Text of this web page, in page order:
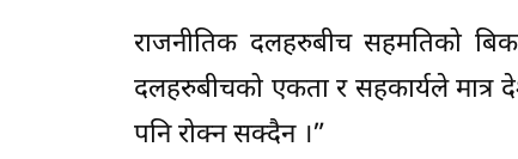
राजनीतिक दलहरुबीच सहमतिको
दलहरुबीचको एकता र सहकार्यले
पनि रोक्न सक्दैन ।”